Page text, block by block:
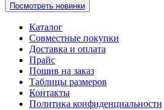
Посмотреть новинки
Каталог
Совместные покупки
Доставка и оплата
Прайс
Пошив на заказ
Таблицы размеров
Контакты
Политика конфиденциальности